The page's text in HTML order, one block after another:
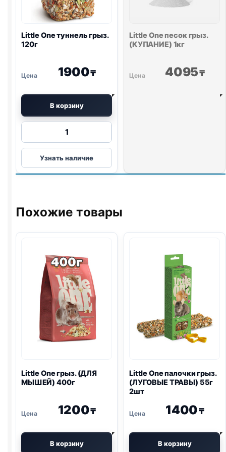
Little Oneтуннель грыз.
120г
1900₸
В корзину
Количество
Little
One
туннель
Узнать наличие
Little Oneпесок грыз.
(КУПАНИЕ) 1кг
4095₸
Похожие товары
Little Oneгрыз. (ДЛЯ
МЫШЕЙ) 400г
1200₸
В корзину
Little Oneпалочки грыз.
(ЛУГОВЫЕ ТРАВЫ) 55г
2шт
1400₸
В корзину